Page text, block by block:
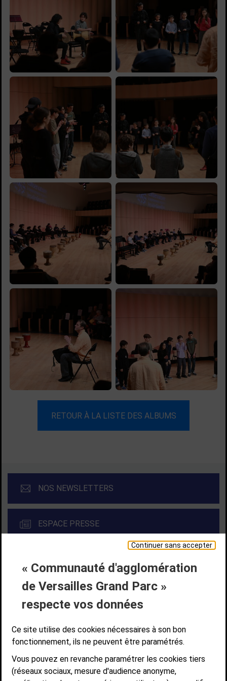
Continuer sans accepter
« Communauté d'agglomération
de Versailles Grand Parc »
respecte vos données
Ce site utilise des cookies nécessaires à son bon
fonctionnement, ils ne peuvent être paramétrés.
Vous pouvez en revanche paramétrer les cookies tiers
(réseaux sociaux, mesure d'audience anonyme,
RETOUR À LA LISTE DES ALBUMS
NOS NEWSLETTERS
ESPACE PRESSE
Liens bas de page
CONTACT MENTIONS LÉGALES
PLAN DE SITE
ACCESSIBILITÉ NUMÉRIQUE
GESTION DES COOKIES
Suivez-nous
SUIVEZ-NOUS SUR
Communauté d'agglomération de Versailles
Grand Parc